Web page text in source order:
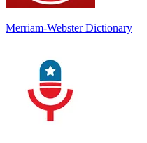
Merriam-Webster Dictionary